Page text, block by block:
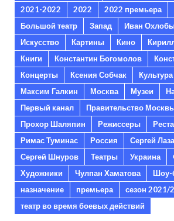
2021-2022
2022 2022 премьера
Большой театр
Запад
Иван
Искусство
Картины Кино
Книги
Константин Богомолов
Концерты
Ксения Собчак Культура
Максим Галкин
Москва Музеи
Первый канал
Правительство
Прохор Шаляпин
Режиссеры
Римас Туминас
Россия
Сергей
Сергей Шнуров
Театры Украина
Художники
Чулпан Хаматова Шоу-
назначение
премьера сезон 2021/
театр во время боевых действий